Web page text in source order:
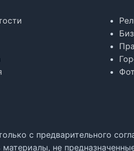
с предварительного
не